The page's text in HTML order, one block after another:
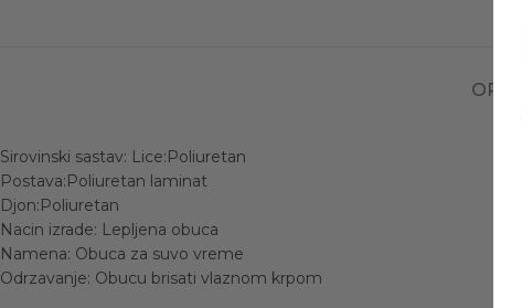
OPIS
Sirovinski sastav: Lice:Poliuretan
Postava:Poliuretan laminat
Djon:Poliuretan
Nacin izrade: Lepljena obuca
Namena: Obuca za suvo vreme
Odrzavanje: Obucu brisati vlaznom krpom